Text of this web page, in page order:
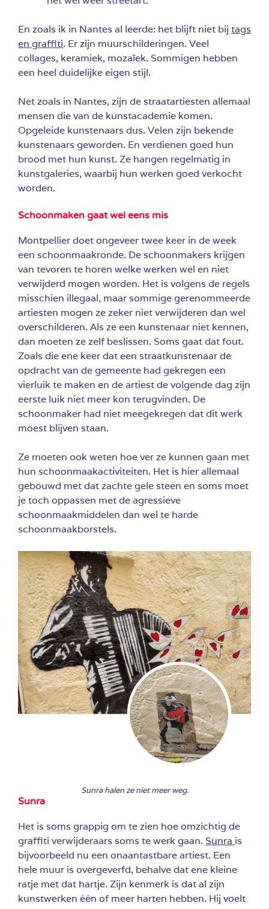
En zoals ik in Nantes al leerde: het blijft niet bij tags
en graffiti. Er zijn muurschilderingen. Veel
collages, keramiek, mozaïek. Sommigen hebben
een heel duidelijke eigen stijl.
Net zoals in Nantes, zijn de straatartiesten allemaal
mensen die van de kunstacademie komen.
Opgeleide kunstenaars dus. Velen zijn bekende
kunstenaars geworden. En verdienen goed hun
brood met hun kunst. Ze hangen regelmatig in
kunstgaleries, waarbij hun werken goed verkocht
worden.
Schoonmaken gaat wel eens mis
Montpellier doet ongeveer twee keer in de week
een schoonmaakronde. De schoonmakers krijgen
van tevoren te horen welke werken wel en niet
verwijderd mogen worden. Het is volgens de regels
misschien illegaal, maar sommige gerenommeerde
artiesten mogen ze zeker niet verwijderen dan wel
overschilderen. Als ze een kunstenaar niet kennen,
dan moeten ze zelf beslissen. Soms gaat dat fout.
Zoals die ene keer dat een straatkunstenaar de
opdracht van de gemeente had gekregen een
vierluik te maken en de artiest de volgende dag zijn
eerste luik niet meer kon terugvinden. De
schoonmaker had niet meegekregen dat dit werk
moest blijven staan.
Ze moeten ook weten hoe ver ze kunnen gaan met
hun schoonmaakactiviteiten. Het is hier allemaal
gebouwd met dat zachte gele steen en soms moet
je toch oppassen met de agressieve
schoonmaakmiddelen dan wel te harde
schoonmaakborstels.
Sunra halen ze niet meer weg.
Sunra
Het is soms grappig om te zien hoe omzichtig de
graffiti verwijderaars soms te werk gaan. Sunra is
bijvoorbeeld nu een onaantastbare artiest. Een
hele muur is overgeverfd, behalve dat ene kleine
ratje met dat hartje. Zijn kenmerk is dat al zijn
kunstwerken één of meer harten hebben. Hij voelt